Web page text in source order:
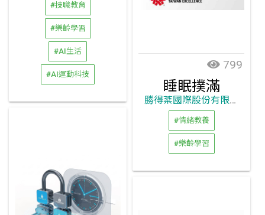
#技職教育
#樂齡學習
#AI生活
#AI運動科技
799
睡眠撲滿
勝得棻國際股份有限公司
#情緒教養
#樂齡學習